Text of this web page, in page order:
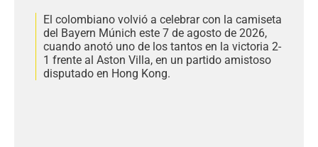
El colombiano volvió a celebrar con la camiseta
del Bayern Múnich este 7 de agosto de 2026,
cuando anotó uno de los tantos en la victoria 2-
1 frente al Aston Villa, en un partido amistoso
disputado en Hong Kong.